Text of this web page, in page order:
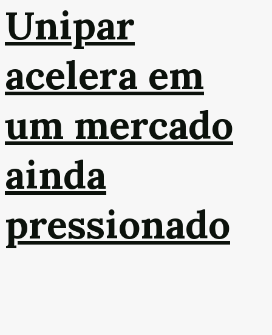
Unipar
acelera em
um mercado
ainda
pressionado